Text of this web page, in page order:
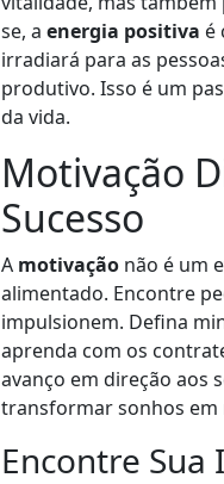
se, a energia positiva é
irradiará para as
produtivo. Isso é um
da vida.
Motivação
Sucesso
A motivação não é um
alimentado. Encontre
impulsionem. Defina
aprenda com os
avanço em direção aos
transformar sonhos em
Encontre